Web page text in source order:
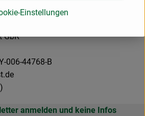
GbR
006-44768-B
anmelden und keine Infos
Einstellungen